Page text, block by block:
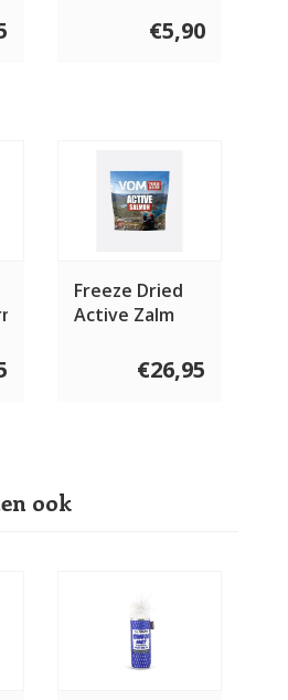
€5,90
Freeze Dried
Active Zalm
€26,95
ook